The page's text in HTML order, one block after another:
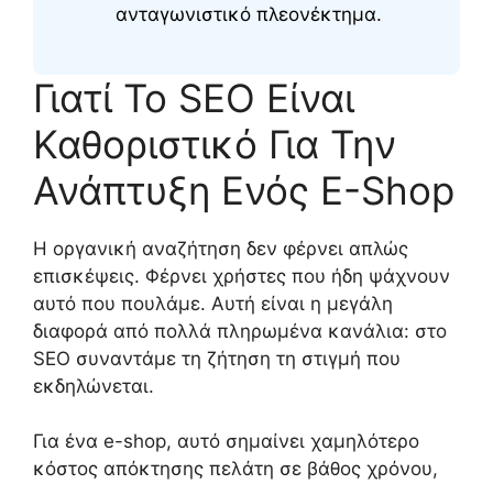
ανταγωνιστικό πλεονέκτημα.
Γιατί Το SEO Είναι
Καθοριστικό Για Την
Ανάπτυξη Ενός E-Shop
Η οργανική αναζήτηση δεν φέρνει απλώς
επισκέψεις. Φέρνει χρήστες που ήδη ψάχνουν
αυτό που πουλάμε. Αυτή είναι η μεγάλη
διαφορά από πολλά πληρωμένα κανάλια: στο
SEO συναντάμε τη ζήτηση τη στιγμή που
εκδηλώνεται.
Για ένα e-shop, αυτό σημαίνει χαμηλότερο
κόστος απόκτησης πελάτη σε βάθος χρόνου,